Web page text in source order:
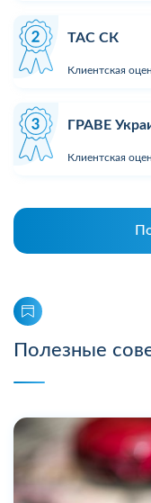
ТАС СК
Клиентская
ГРАВЕ
Клиентская
Полезные